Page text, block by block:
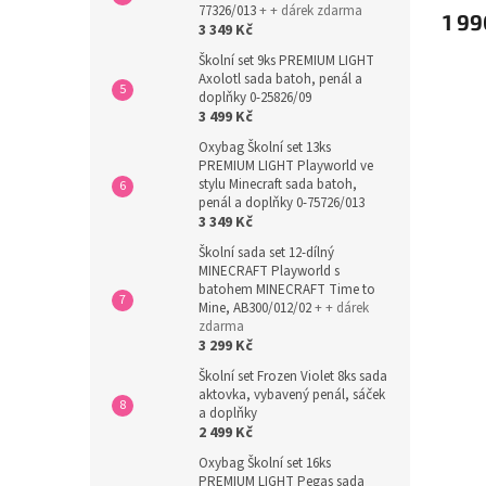
77326/013+ + dárek zdarma
3 349 Kč
Školní set 9ks PREMIUM LIGHT
Axolotl sada batoh, penál a
doplňky 0-25826/09
3 499 Kč
Oxybag Školní set 13ks
PREMIUM LIGHT Playworld ve
stylu Minecraft sada batoh,
penál a doplňky 0-75726/013
3 349 Kč
Školní sada set 12-dílný
MINECRAFT Playworld s
batohem MINECRAFT Time to
Mine, AB300/012/02+ + dárek
zdarma
3 299 Kč
Školní set Frozen Violet 8ks sada
aktovka, vybavený penál, sáček
a doplňky
2 499 Kč
Oxybag Školní set 16ks
PREMIUM LIGHT Pegas sada
1